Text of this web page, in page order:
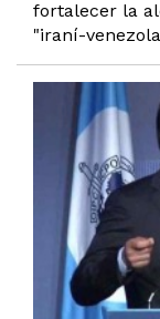
fortalecer la
"iraní-